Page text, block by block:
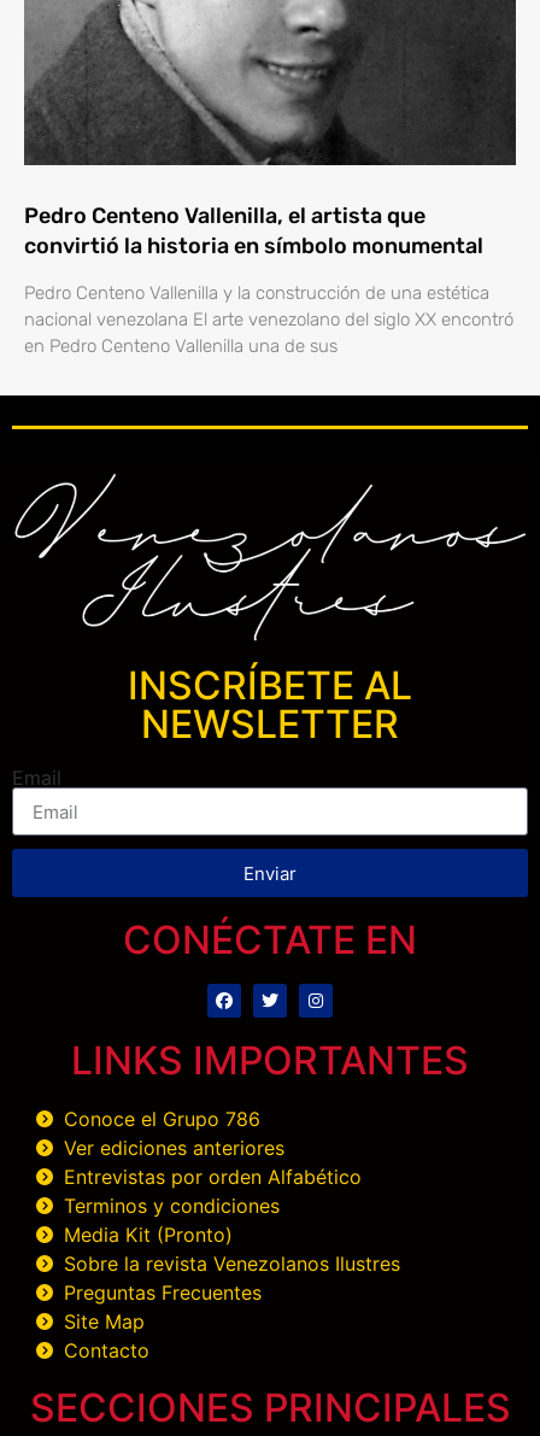
Pedro Centeno Vallenilla, el artista que
convirtió la historia en símbolo monumental
Pedro Centeno Vallenilla y la construcción de una estética
nacional venezolana El arte venezolano del siglo XX encontró
en Pedro Centeno Vallenilla una de sus
INSCRÍBETE AL
NEWSLETTER
Email
Enviar
CONÉCTATE EN
LINKS IMPORTANTES
Conoce el Grupo 786
Ver ediciones anteriores
Entrevistas por orden Alfabético
Terminos y condiciones
Media Kit (Pronto)
Sobre la revista Venezolanos Ilustres
Preguntas Frecuentes
Site Map
Contacto
SECCIONES PRINCIPALES